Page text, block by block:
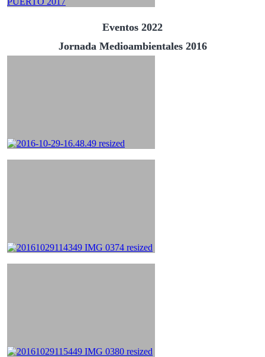
Eventos 2022
Jornada Medioambientales 2016